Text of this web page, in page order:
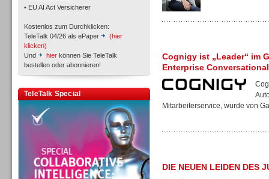
• EU AI Act Versicherer
Kostenlos zum Durchklicken:
TeleTalk 04/26 als ePaper
(hier
klicken)
Und
hier können Sie TeleTalk
bestellen oder abonnieren!
TeleTalk Special
Personal
Cognigy ist „Leader“ im
Enterprise
Mitarbeiterservice, wurde von
DIE NEUEN LEIDEN DES